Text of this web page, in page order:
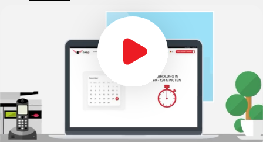
Unser Service
In 90S erklärt